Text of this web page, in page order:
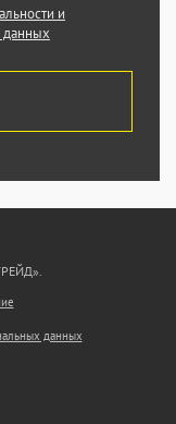
и
данных
данных